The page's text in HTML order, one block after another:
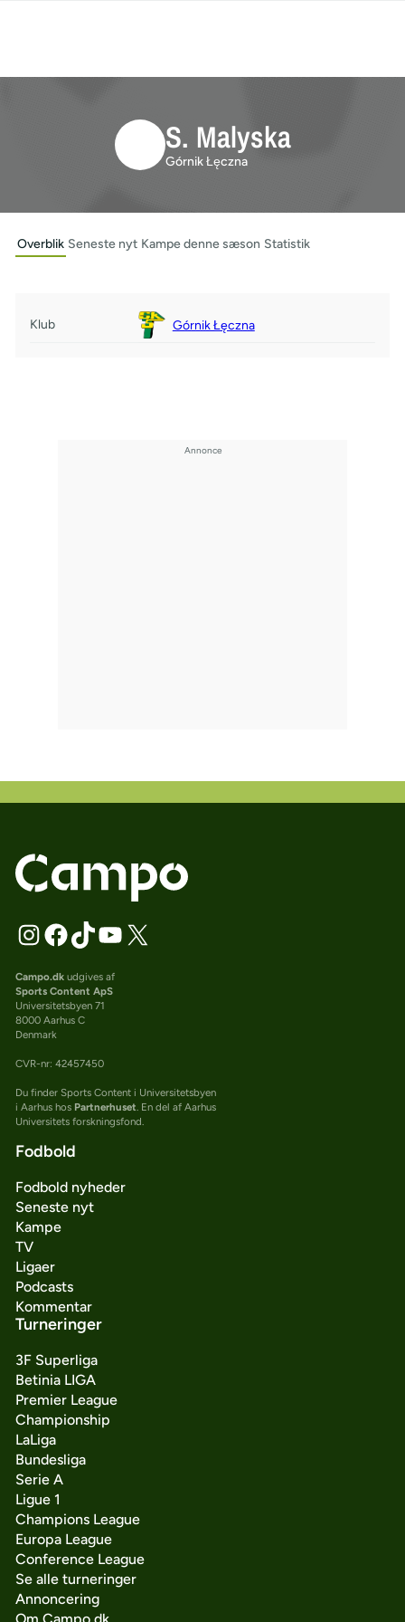
S. Malyska
Górnik Łęczna
Overblik Seneste nyt Kampe denne sæson Statistik
Klub Górnik Łęczna
Campo.dkudgives af
Sports Content ApS
Universitetsbyen 71
8000 Aarhus C
Denmark
CVR-nr: 42457450
Du finder Sports Content i Universitetsbyen
i Aarhus hos Partnerhuset. En del af Aarhus
Universitets forskningsfond.
Fodbold
Fodbold nyheder
Seneste nyt
Kampe
TV
Ligaer
Podcasts
Kommentar
Turneringer
3F Superliga
Betinia LIGA
Premier League
Championship
LaLiga
Bundesliga
Serie A
Ligue 1
Champions League
Europa League
Conference League
Se alle turneringer
Annoncering